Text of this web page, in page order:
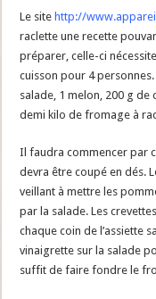
Le sitehttp://
raclette une recette
préparer, celle-ci
cuisson pour 4
salade, 1 melon, 200 g de
demi kilo de fromage à
Il faudra commencer par
devra être coupé en dés.
veillant à mettre les
par la salade. Les
chaque coin de l’assiette
vinaigrette sur la salade
suffit de faire fondre le